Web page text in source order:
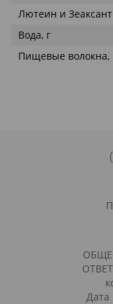
Лютеин и
Вода, г
Пищевые волокна,
Дата